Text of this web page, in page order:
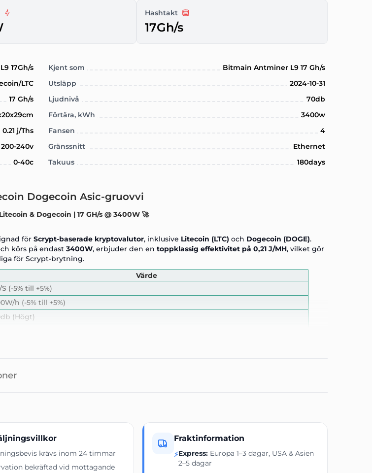
Hashtakt
17Gh/s
L9 17Gh/s Kjent som
Bitmain Antminer L9 17 Gh/s
LTC Utsläpp
2024-10-31
17 Gh/s Ljudnivå
70db
Förtära, kWh
3400w
0.21 j/Ths Fansen
4
200-240v Gränssnitt
Ethernet
0-40c Takuus 180days
Dogecoin Asic-gruovvi
& Dogecoin | 17 GH/s @ 3400W 🚀
för Scrypt-baserade kryptovalutor, inklusive Litecoin (LTC) och Dogecoin (DOGE).
körs på endast 3400W, erbjuder den en toppklassig effektivitet på 0,21 J/MH, vilket gör
för Scrypt-brytning.
Värde
S (-5% till +5%)
h (-5% till +5%)
(Högt)
krävs inom 24 timmar
bekräftad vid mottagande
Fraktinformation
⚡Express:Europa 1–3 dagar, USA & Asien
2–5 dagar